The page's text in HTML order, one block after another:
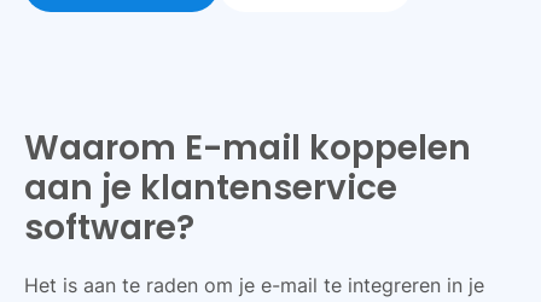
Waarom E-mail koppelen
aan je klantenservice
software?
Het is aan te raden om je e-mail te integreren in je